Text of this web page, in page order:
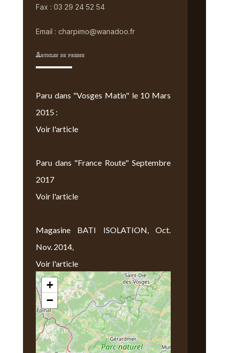
Fax : 03 29 24 52 54
Email : charpimo@wanadoo.fr
Articles de presse
Paru dans "Vosges Matin" le 10 Mars
2015 :
Voir l'article
Paru dans "France Route" Septembre
2017
Voir l'article
Magasine BATI ISOLATION, Oct.
Nov. 2014,
Voir l'article
Nous Trouver
+
−